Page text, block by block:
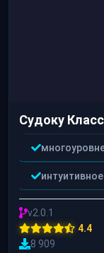
Судоку
v2.0.1
4.4
8 909